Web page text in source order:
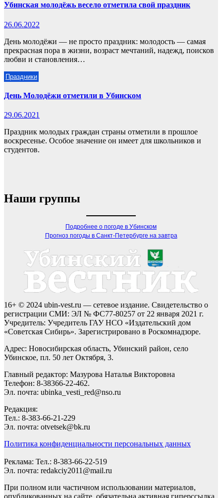
Убинская молодёжь весело отметила свой праздник
26.06.2022
День молодёжи — не просто праздник: молодость — самая
прекрасная пора в жизни, возраст мечтаний, надежд, поисков
любви и становления…
Праздники
День Молодёжи отметили в Убинском
29.06.2021
Праздник молодых граждан страны отметили в прошлое
воскресенье. Особое значение он имеет для школьников и
студентов.
Наши группы
Подробнее о погоде в Убинском
Прогноз погоды в Санкт-Петербурге на завтра
16+ © 2024 ubin-vest.ru — сетевое издание. Свидетельство о
регистрации СМИ: ЭЛ № ФС77-80257 от 22 января 2021 г.
Учредитель: Учредитель ГАУ НСО «Издательский дом
«Советская Сибирь». Зарегистрировано в Роскомнадзоре.
Адрес: Новосибирская область, Убинский район, село
Убинское, пл. 50 лет Октября, 3.
Главный редактор: Мазурова Наталья Викторовна
Телефон: 8-38366-22-462.
Эл. почта: ubinka_vesti_red@nso.ru
Редакция:
Тел.: 8-383-66-21-229
Эл. почта: otvetsek@bk.ru
Политика конфиденциальности персональных данных
Реклама: Тел.: 8-383-66-22-519
Эл. почта: redakciy2011@mail.ru
При полном или частичном использовании материалов,